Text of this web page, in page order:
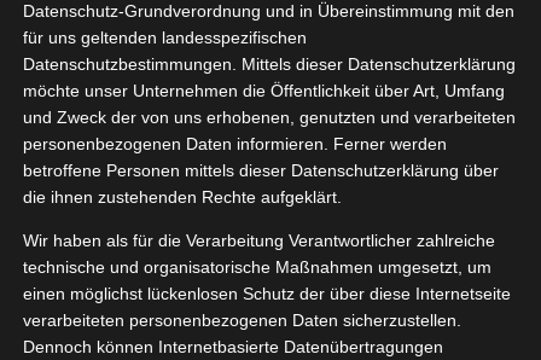
Zeige
grösseres
Bild
[WERBUNG] NIVEA summer happiness
Datenschutz-Grundverordnung und in Übereinstimmung mit den
für uns geltenden landesspezifischen
Datenschutzbestimmungen. Mittels dieser Datenschutzerklärung
möchte unser Unternehmen die Öffentlichkeit über Art, Umfang
und Zweck der von uns erhobenen, genutzten und verarbeiteten
personenbezogenen Daten informieren. Ferner werden
betroffene Personen mittels dieser Datenschutzerklärung über
die ihnen zustehenden Rechte aufgeklärt.
Wir haben als für die Verarbeitung Verantwortlicher zahlreiche
technische und organisatorische Maßnahmen umgesetzt, um
einen möglichst lückenlosen Schutz der über diese Internetseite
verarbeiteten personenbezogenen Daten sicherzustellen.
Dennoch können Internetbasierte Datenübertragungen